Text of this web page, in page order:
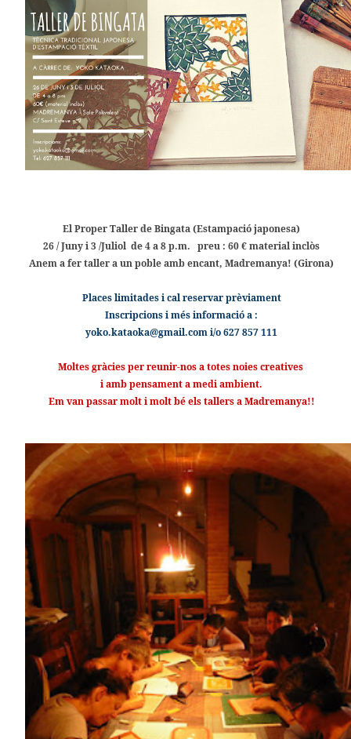
El Proper Taller de Bingata (Estampació japonesa)
26 / Juny i 3 /Juliol de 4 a 8 p.m. preu : 60 € material inclòs
Anem a fer taller a un poble amb encant, Madremanya! (Girona)
Places limitades i cal reservar prèviament
Inscripcions i més informació a :
yoko.kataoka@gmail.com i/o 627 857 111
Moltes gràcies per reunir-nos a totes noies creatives
i amb pensament a medi ambient.
Em van passar molt i molt bé els tallers a Madremanya!!